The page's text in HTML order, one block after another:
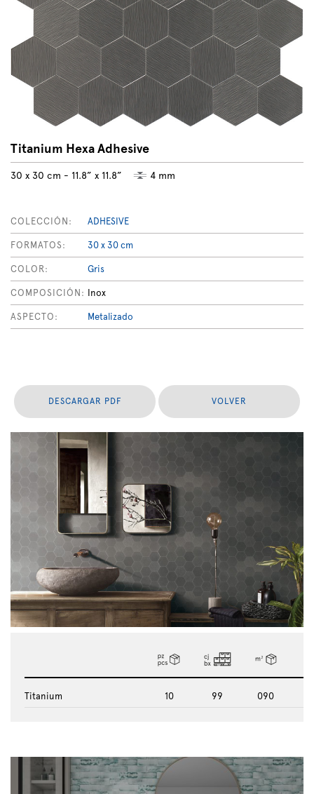
Titanium Hexa Adhesive
30 x 30 cm - 11.8” x 11.8” 4 mm
COLECCIÓN: ADHESIVE
FORMATOS: 30 x 30 cm
COLOR: Gris
COMPOSICIÓN: Inox
ASPECTO: Metalizado
DESCARGAR PDF VOLVER
Titanium 10 99 090